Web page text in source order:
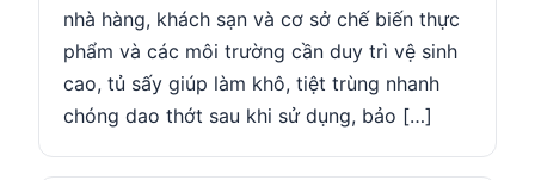
nhà hàng, khách sạn và cơ sở chế biến thực
phẩm và các môi trường cần duy trì vệ sinh
cao, tủ sấy giúp làm khô, tiệt trùng nhanh
chóng dao thớt sau khi sử dụng, bảo […]